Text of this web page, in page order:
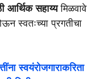
आर्थिक सहाय्यमिळवावे
स्वतःच्या प्रगतीचा
स्वयंरोजगाराकरिता